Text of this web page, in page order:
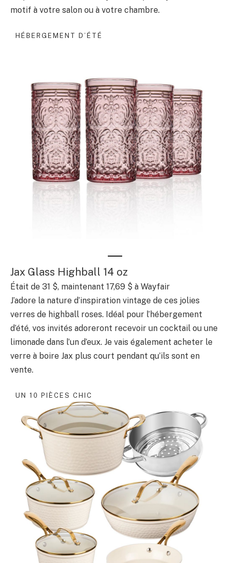
motif à votre salon ou à votre chambre.
HÉBERGEMENT D’ÉTÉ
Jax Glass Highball 14 oz
Était de 31 $, maintenant 17,69 $ à Wayfair
J’adore la nature d’inspiration vintage de ces jolies
verres de highball roses. Idéal pour l’hébergement
d’été, vos invités adoreront recevoir un cocktail ou une
limonade dans l’un d’eux. Je vais également acheter le
verre à boire Jax plus court pendant qu’ils sont en
vente.
UN 10 PIÈCES CHIC